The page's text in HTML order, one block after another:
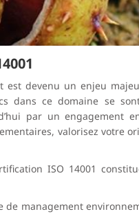
est devenu un enjeu
dans ce domaine se
par un engagement
valorisez votre
ISO 14001
de management